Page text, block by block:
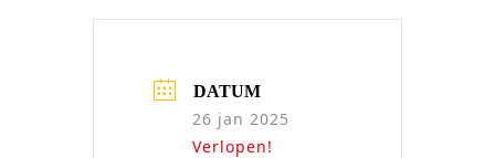
DATUM
26 jan 2025
Verlopen!